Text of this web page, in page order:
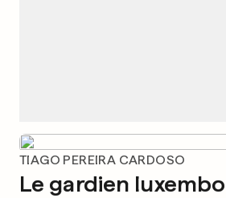
TIAGO PEREIRA CARDOSO
Le gardien